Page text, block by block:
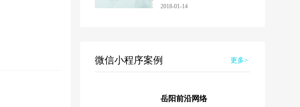
2018-01-14
微信小程序案例 更多>
岳阳前沿网络